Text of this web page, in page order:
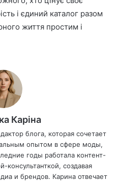
і єдиний каталог разом
життя простим і
Каріна
блога, которая сочетает
опытом в сфере моды,
годы работала контент-
создавая
и брендов. Карина отвечает